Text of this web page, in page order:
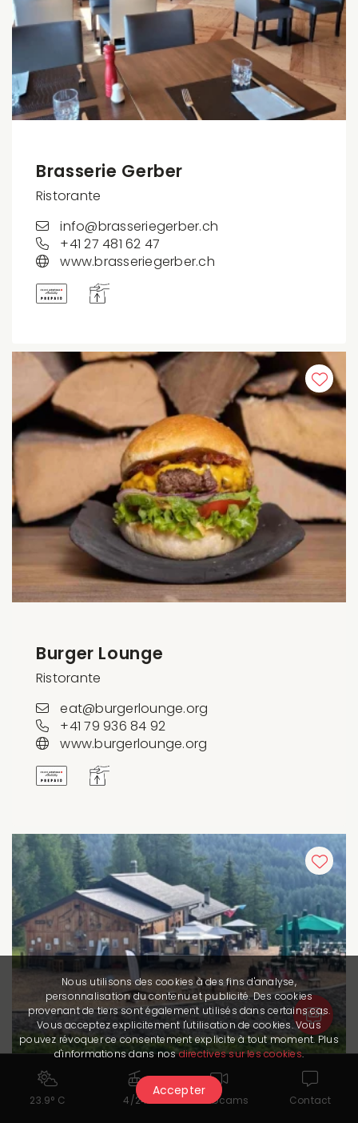
Brasserie Gerber
Ristorante
info@brasseriegerber.ch
+41 27 481 62 47
www.brasseriegerber.ch
Burger Lounge
Ristorante
eat@burgerlounge.org
+41 79 936 84 92
www.burgerlounge.org
23.9° C 4/24 Webcams Contact
Nous utilisons des cookies à des fins d'analyse,
personnalisation du contenu et publicité. Des cookies
provenant de tiers sont également utilisés dans certains cas.
Vous acceptez explicitement l'utilisation de cookies. Vous
pouvez révoquer ce consentement explicite à tout moment. Plus
d'informations dans nosdirectives sur les cookies.
Accepter